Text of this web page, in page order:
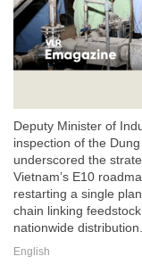
Deputy Minister of
inspection of the
underscored the
Vietnam’s E10
restarting a single
chain linking
nationwide distribution.
English